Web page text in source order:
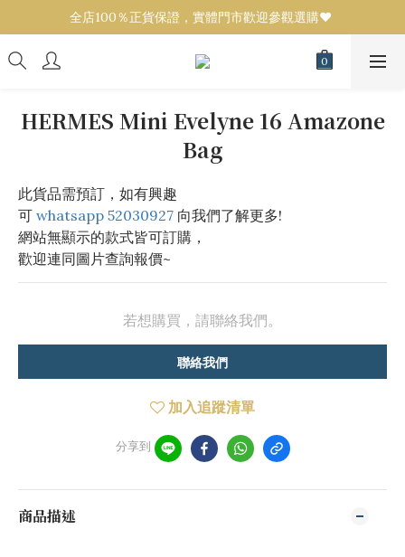
全店100％正貨保證，實體門市歡迎參觀選購❤️
全店100％正貨保證，實體門市歡迎參觀選購❤️
設有代購服務！任何品牌／款式可來圖報價💟
HERMES Mini Evelyne 16 Amazone
Bag
此貨品需預訂，如有興趣
可 whatsapp 52030927 向我們了解更多!
網站無顯示的款式皆可訂購，
歡迎連同圖片查詢報價~
若想購買，請聯絡我們。
聯絡我們
加入追蹤清單
分享到
商品描述